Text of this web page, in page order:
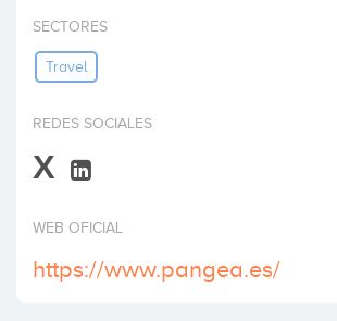
Invertir
SECTORES
Travel
REDES SOCIALES
X
WEB OFICIAL
https://www.pangea.es/